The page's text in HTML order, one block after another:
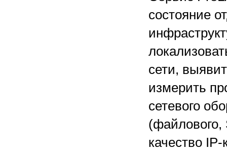
состояние
сети,
измерить
сетевого
(файлового,
качество